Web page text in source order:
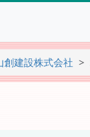
創建設株式会社